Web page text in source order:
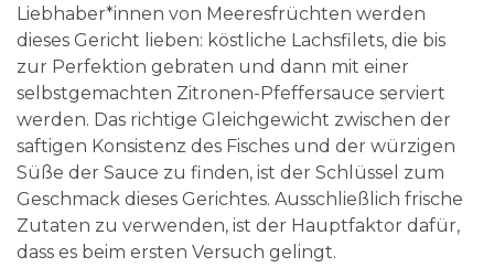
Liebhaber*innen von Meeresfrüchten werden
dieses Gericht lieben: köstliche Lachsfilets, die bis
zur Perfektion gebraten und dann mit einer
selbstgemachten Zitronen-Pfeffersauce serviert
werden. Das richtige Gleichgewicht zwischen der
saftigen Konsistenz des Fisches und der würzigen
Süße der Sauce zu finden, ist der Schlüssel zum
Geschmack dieses Gerichtes. Ausschließlich frische
Zutaten zu verwenden, ist der Hauptfaktor dafür,
dass es beim ersten Versuch gelingt.